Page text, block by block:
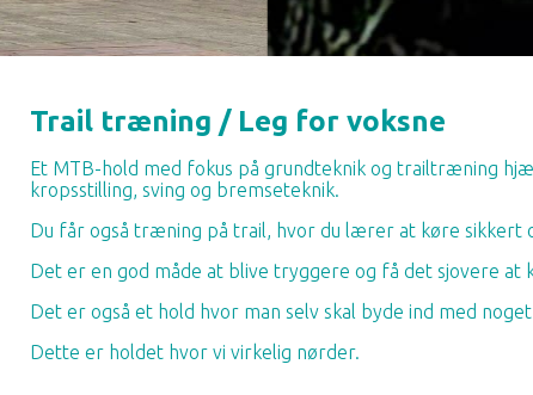
Trail træning / Leg for voksne
Et MTB-hold med fokus på grundteknik og trailtræning
kropsstilling, sving og bremseteknik.
Du får også træning på trail, hvor du lærer at køre
Det er en god måde at blive tryggere og få det sjovere at
Det er også et hold hvor man selv skal byde ind med
Dette er holdet hvor vi virkelig nørder.